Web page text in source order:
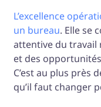
L’excellence
un bureau. Elle se
attentive du travail
et des
C’est au plus près
qu’il faut changer